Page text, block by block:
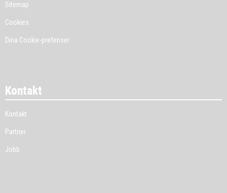
Sitemap
Cookies
Dina Cookie-prefenser
Kontakt
Kontakt
Partner
Jobb